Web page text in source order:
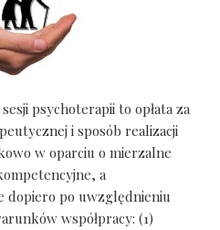
psychoterapii to opłata za
i sposób realizacji
w oparciu o mierzalne
a
dopiero po uwzględnieniu
współpracy: (1)